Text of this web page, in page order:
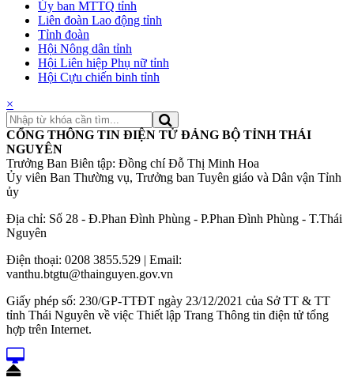
Ủy ban MTTQ tỉnh
Liên đoàn Lao động tỉnh
Tỉnh đoàn
Hội Nông dân tỉnh
Hội Liên hiệp Phụ nữ tỉnh
Hội Cựu chiến binh tỉnh
×
CỔNG THÔNG TIN ĐIỆN TỬ ĐẢNG BỘ TỈNH THÁI
NGUYÊN
Trưởng Ban Biên tập: Đồng chí Đỗ Thị Minh Hoa
Ủy viên Ban Thường vụ, Trưởng ban Tuyên giáo và Dân vận Tỉnh
ủy
Địa chỉ: Số 28 - Đ.Phan Đình Phùng - P.Phan Đình Phùng - T.Thái
Nguyên
Điện thoại: 0208 3855.529 | Email:
vanthu.btgtu@thainguyen.gov.vn
Giấy phép số: 230/GP-TTĐT ngày 23/12/2021 của Sở TT & TT
tỉnh Thái Nguyên về việc Thiết lập Trang Thông tin điện tử tổng
hợp trên Internet.